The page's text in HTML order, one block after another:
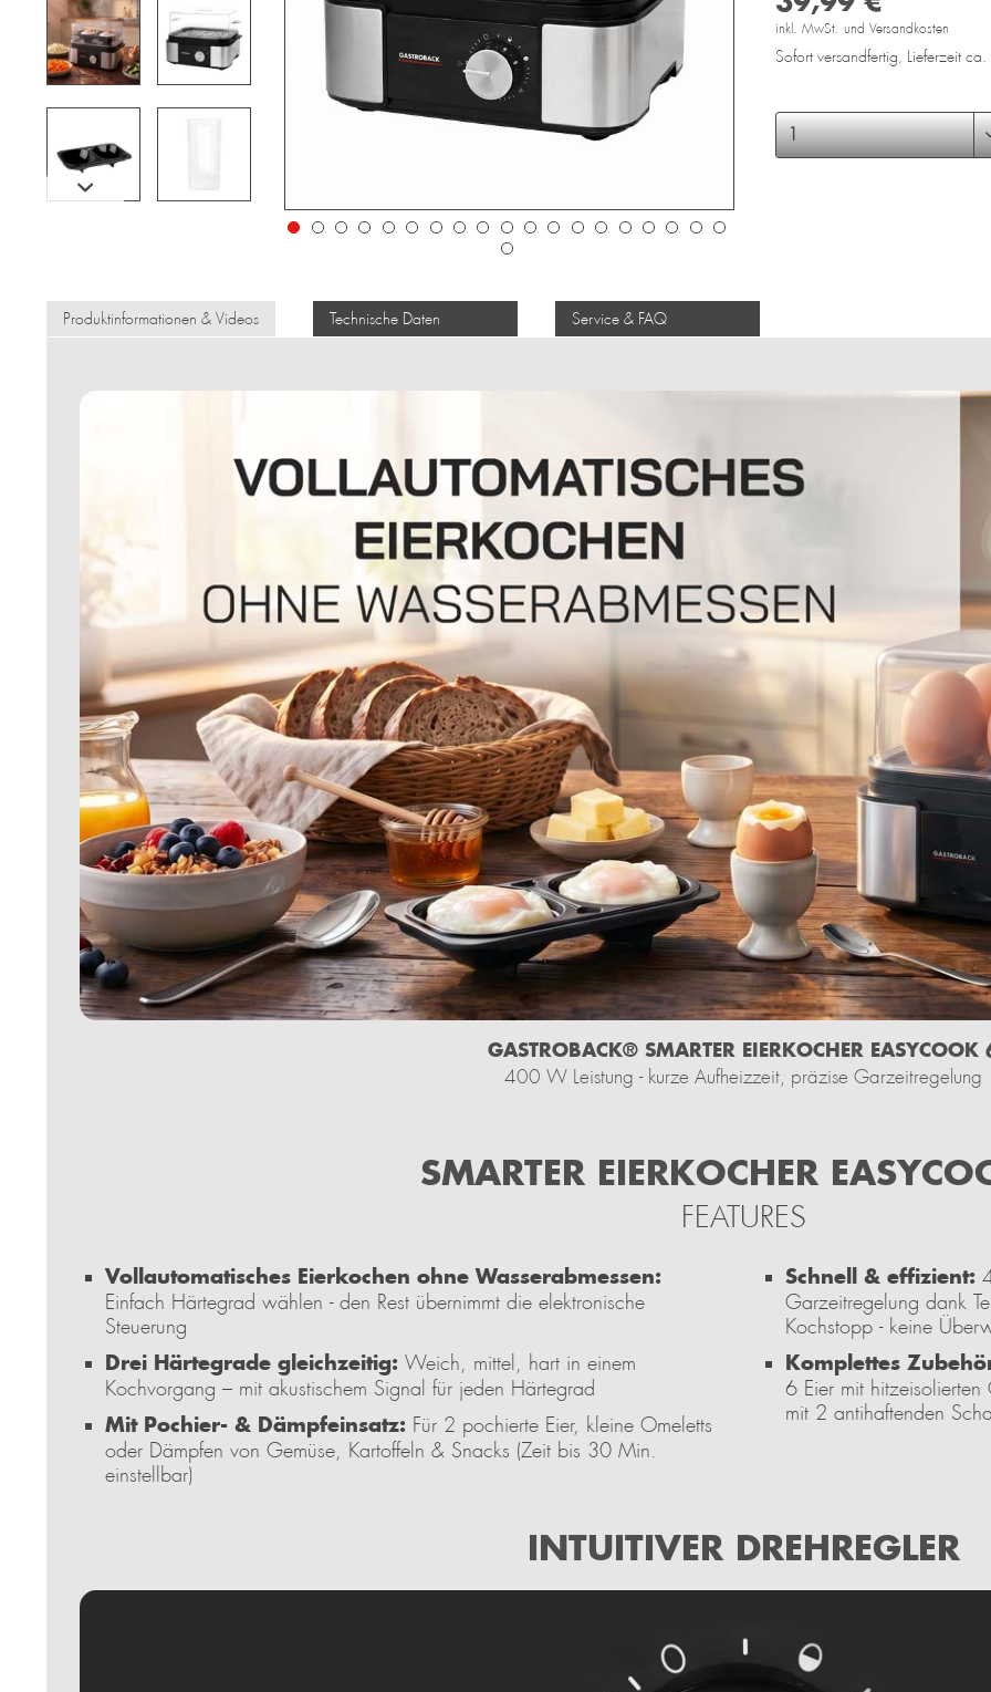
inkl. MwSt. und Versandkosten
Sofort versandfertig, Lieferzeit
Produktinformationen & Videos Technische Daten Service & FAQ
GASTROBACK® SMARTER EIERKOCHER EASYCOOK
400 W Leistung - kurze Aufheizzeit, präzise Garzeitregelung
SMARTER EIERKOCHER
FEATURES
Vollautomatisches Eierkochen ohne Wasserabmessen:
Einfach Härtegrad wählen - den Rest übernimmt die elektronische
Steuerung
Drei Härtegrade gleichzeitig: Weich, mittel, hart in einem
Kochvorgang – mit akustischem Signal für jeden Härtegrad
Mit Pochier- & Dämpfeinsatz: Für 2 pochierte Eier, kleine Omeletts
oder Dämpfen von Gemüse, Kartoffeln & Snacks (Zeit bis 30 Min.
einstellbar)
Schnell & effizient:
Garzeitregelung dank
Kochstopp - keine
Komplettes
6 Eier mit
mit 2 antihaftenden
INTUITIVER DREHREGLER